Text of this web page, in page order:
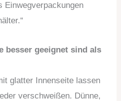
Einwegverpackungen
besser geeignet sind als
glatter Innenseite lassen
verschweißen. Dünne,